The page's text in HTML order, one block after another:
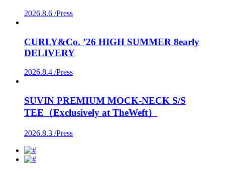
2026.8.6 /Press
CURLY&Co. ’26 HIGH SUMMER 8early
DELIVERY
2026.8.4 /Press
SUVIN PREMIUM MOCK-NECK S/S
TEE（Exclusively at TheWeft）
2026.8.3 /Press